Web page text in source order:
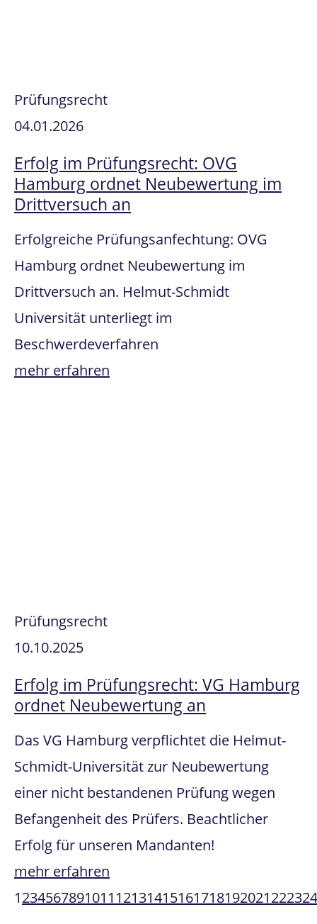
Prüfungsrecht
04.01.2026
Erfolg im Prüfungsrecht: OVG
Hamburg ordnet Neubewertung im
Drittversuch an
Erfolgreiche Prüfungsanfechtung: OVG
Hamburg ordnet Neubewertung im
Drittversuch an. Helmut-Schmidt
Universität unterliegt im
Beschwerdeverfahren
mehr erfahren
Prüfungsrecht
10.10.2025
Erfolg im Prüfungsrecht: VG Hamburg
ordnet Neubewertung an
Das VG Hamburg verpflichtet die Helmut-
Schmidt-Universität zur Neubewertung
einer nicht bestandenen Prüfung wegen
Befangenheit des Prüfers. Beachtlicher
Erfolg für unseren Mandanten!
mehr erfahren
1234567891011 12131415161718192021222324